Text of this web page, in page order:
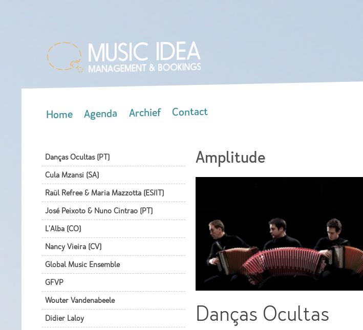
Home Agenda Archief Contact
Danças Ocultas (PT)
Cula Mzansi (SA)
Raül Refree & Maria Mazzotta (ES/IT)
José Peixoto & Nuno Cintrao (PT)
L'Alba (CO)
Nancy Vieira (CV)
Global Music Ensemble
GFVP
Wouter Vandenabeele
Didier Laloy
Amplitude
Danças Ocultas